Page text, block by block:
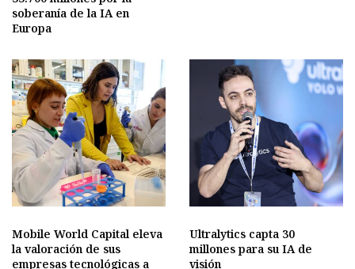
soberanía de la IA en
Europa
Mobile World Capital eleva
la valoración de sus
empresas tecnológicas a
Ultralytics capta 30
millones para su IA de
visión